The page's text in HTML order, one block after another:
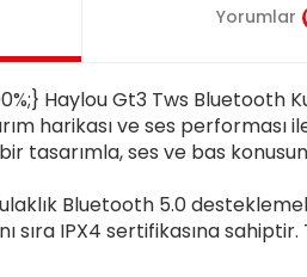
Yorumlar
Haylou Gt3 Tws Bluetooth
harikası ve ses
tasarımla, ses ve bas
Bluetooth 5.0
sıra IPX4 sertifikasına